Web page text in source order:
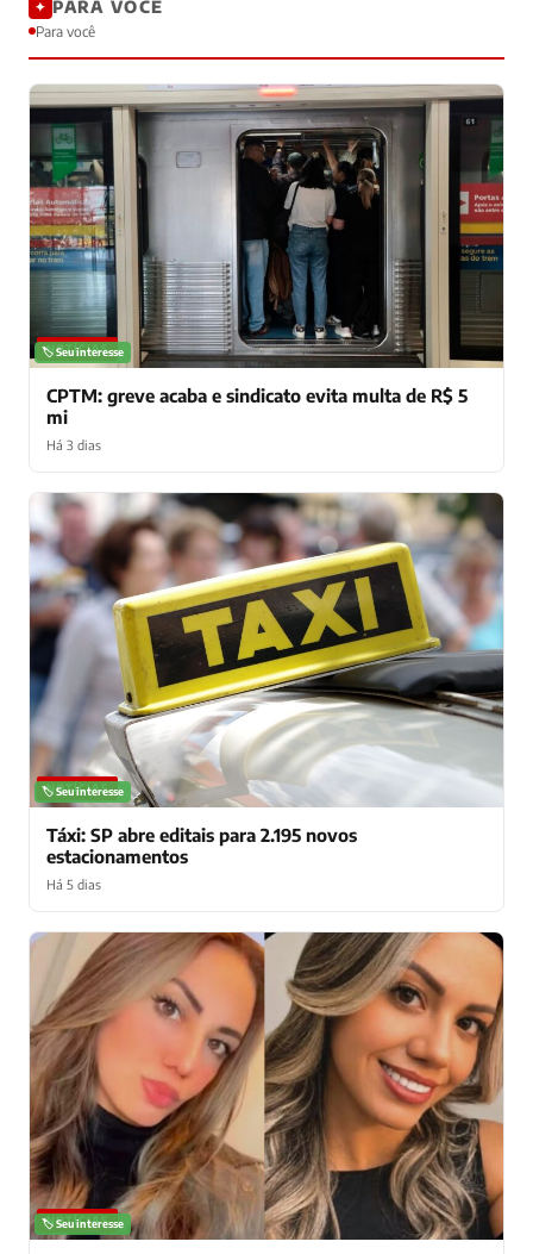
✦ PARA VOCÊ
Para você
NOTÍCIAS
🏷️ Seu interesse
CPTM: greve acaba e sindicato evita multa de R$ 5
mi
Há 3 dias
NOTÍCIAS
🏷️ Seu interesse
Táxi: SP abre editais para 2.195 novos
estacionamentos
Há 5 dias
NOTÍCIAS
🏷️ Seu interesse